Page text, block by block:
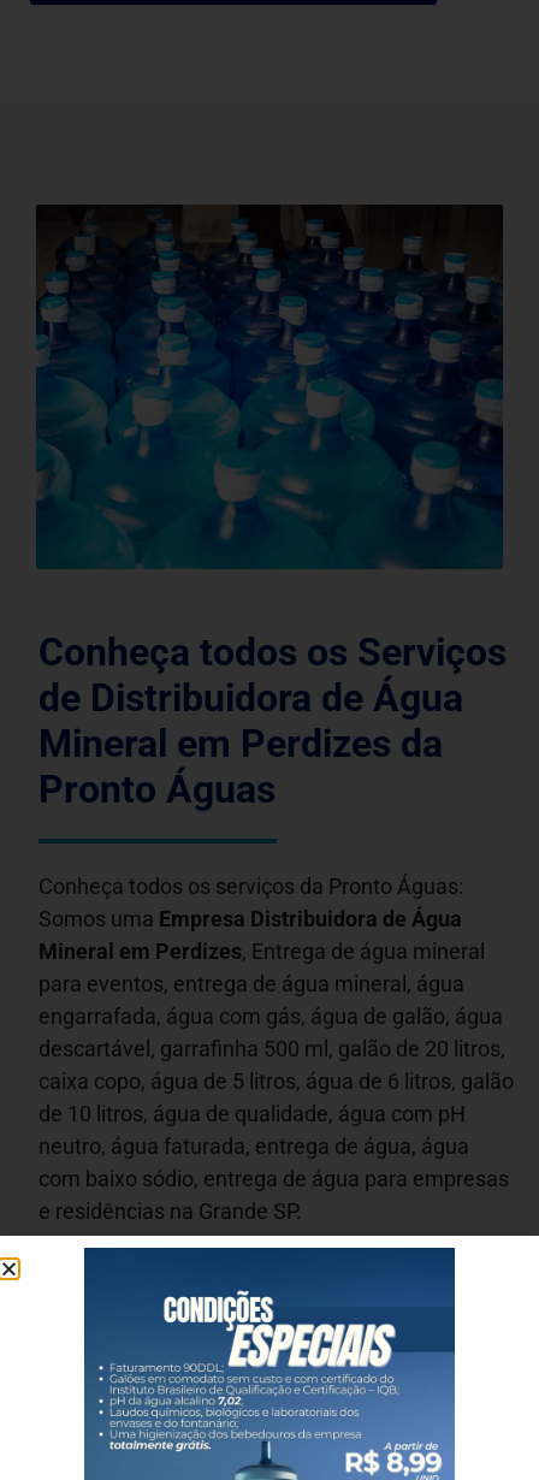
Conheça todos os Serviços
de Distribuidora de Água
Mineral em Perdizes da
Pronto Águas
Conheça todos os serviços da Pronto Águas:
Somos uma Empresa Distribuidora de Água
Mineral em Perdizes, Entrega de água mineral
para eventos, entrega de água mineral, água
engarrafada, água com gás, água de galão, água
descartável, garrafinha 500 ml, galão de 20 litros,
caixa copo, água de 5 litros, água de 6 litros, galão
de 10 litros, água de qualidade, água com pH
neutro, água faturada, entrega de água, água
com baixo sódio, entrega de água para empresas
e residências na Grande SP.